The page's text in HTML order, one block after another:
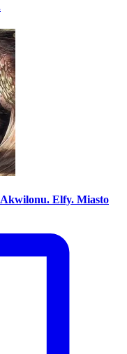
Elfy. Miasto